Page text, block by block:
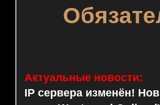
Актуальные новости:
IP сервера изменён!